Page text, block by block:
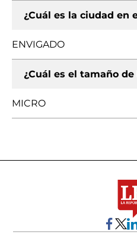
¿Cuál es la ciudad en
ENVIGADO
¿Cuál es el tamaño
MICRO